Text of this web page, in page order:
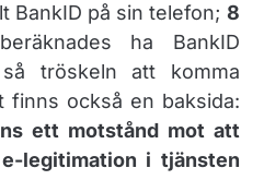
BankID på sin telefon; 8
ha BankID
tröskeln att komma
finns också en baksida:
ett motstånd mot att
legitimation i tjänsten